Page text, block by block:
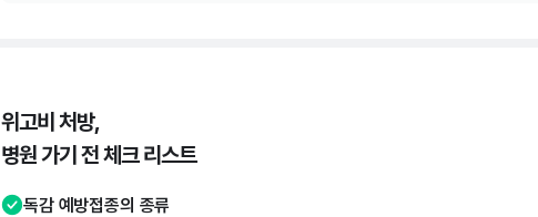
위고비 처방,
병원 가기 전 체크 리스트
독감 예방접종의 종류